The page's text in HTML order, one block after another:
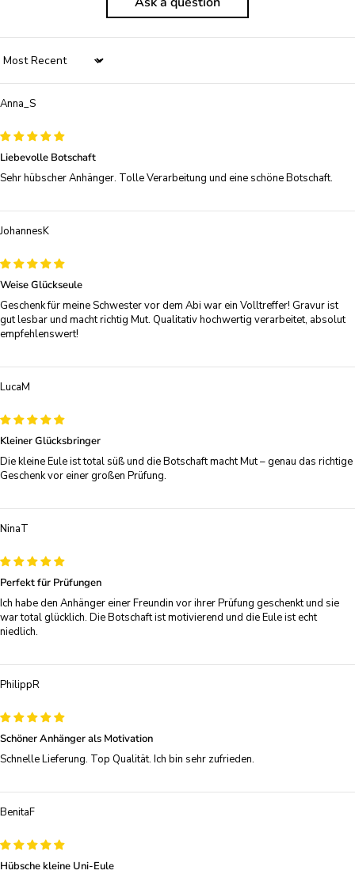
Sort by
Anna_S
Liebevolle Botschaft
Sehr hübscher Anhänger. Tolle Verarbeitung und eine schöne Botschaft.
JohannesK
Weise Glückseule
Geschenk für meine Schwester vor dem Abi war ein Volltreffer! Gravur ist
gut lesbar und macht richtig Mut. Qualitativ hochwertig verarbeitet, absolut
empfehlenswert!
LucaM
Kleiner Glücksbringer
Die kleine Eule ist total süß und die Botschaft macht Mut – genau das richtige
Geschenk vor einer großen Prüfung.
NinaT
Perfekt für Prüfungen
Ich habe den Anhänger einer Freundin vor ihrer Prüfung geschenkt und sie
war total glücklich. Die Botschaft ist motivierend und die Eule ist echt
niedlich.
PhilippR
Schöner Anhänger als Motivation
Schnelle Lieferung. Top Qualität. Ich bin sehr zufrieden.
BenitaF
Hübsche kleine Uni-Eule